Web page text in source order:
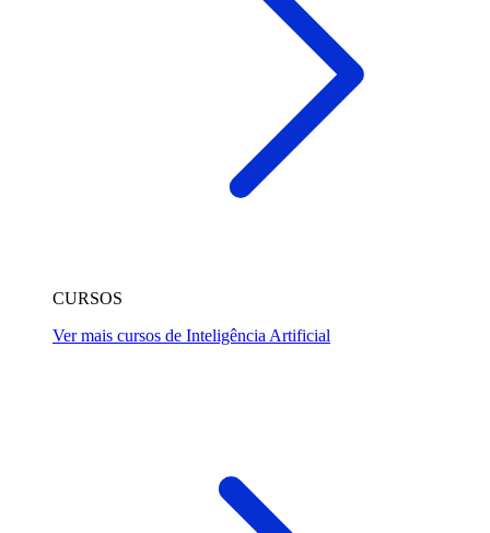
CURSOS
Ver mais cursos de Inteligência Artificial